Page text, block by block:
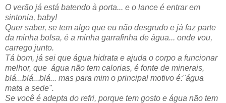
O verão já está batendo à porta... e o lance é entrar em
sintonia, baby!
Quer saber, se tem algo que eu não desgrudo e já faz parte
da minha bolsa, é a minha garrafinha de água... onde vou,
carrego junto.
Tá bom, já sei que água hidrata e ajuda o corpo a funcionar
melhor, que água não tem calorias, é fonte de minerais,
blá...blá...blá... mas para mim o principal motivo é:"água
mata a sede".
Se você é adepta do refri, porque tem gosto e água não tem